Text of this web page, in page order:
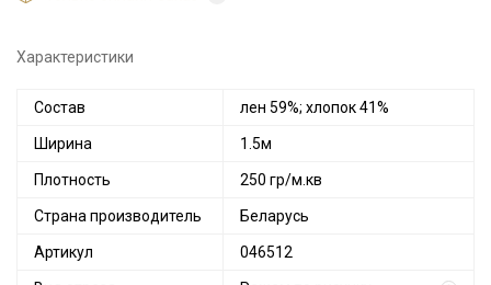
Характеристики
Состав лен 59%; хлопок 41%
Ширина 1.5м
Плотность 250 гр/м.кв
Страна производитель Беларусь
Артикул 046512